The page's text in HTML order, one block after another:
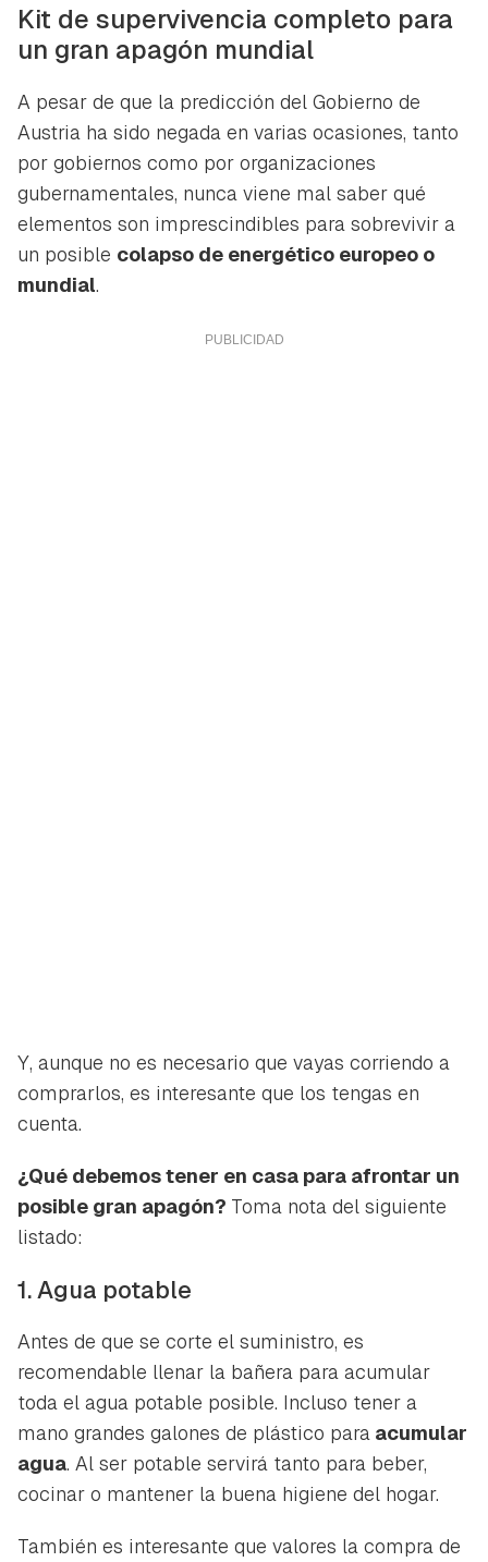
Kit de supervivencia completo para
un gran apagón mundial
A pesar de que la predicción del Gobierno de
Austria ha sido negada en varias ocasiones, tanto
por gobiernos como por organizaciones
gubernamentales, nunca viene mal saber qué
elementos son imprescindibles para sobrevivir a
un posible colapso de energético europeo o
mundial.
Y, aunque no es necesario que vayas corriendo a
comprarlos, es interesante que los tengas en
cuenta.
¿Qué debemos tener en casa para afrontar un
posible gran apagón? Toma nota del siguiente
listado:
1. Agua potable
Antes de que se corte el suministro, es
recomendable llenar la bañera para acumular
toda el agua potable posible. Incluso tener a
mano grandes galones de plástico para acumular
agua. Al ser potable servirá tanto para beber,
cocinar o mantener la buena higiene del hogar.
También es interesante que valores la compra de